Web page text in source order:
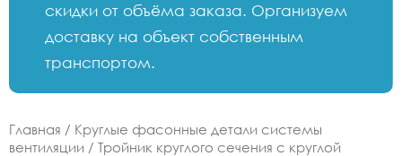
скидки от объёма заказа. Организуем
доставку на объект собственным
транспортом.
Главная / Круглые фасонные детали системы
вентиляции / Тройник круглого сечения с круглой